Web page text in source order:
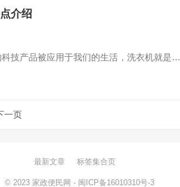
介绍
技产品被应用于我们的生活，洗衣机就是…
一页
最新文章 标签集合页
© 2023 家政便民网 - 闽ICP备16010310号-3